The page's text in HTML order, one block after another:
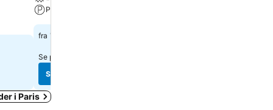
Parkering
fra 1 902 kr
Se priser fra
Se priser
i Paris